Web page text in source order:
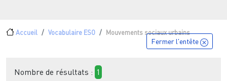
Fil d'Ariane
Accueil Vocabulaire ESO Mouvements sociaux urbains
Fermer l'entête
Nombre de résultats : 1